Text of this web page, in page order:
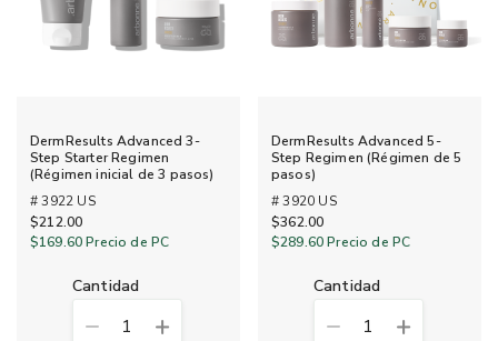
DermResults Advanced 3-
Step Starter Regimen
(Régimen inicial de 3 pasos)
# 3922 US
$212.00
$169.60Precio de PC
cantidad
1
DermResults Advanced 5-
Step Regimen (Régimen de 5
pasos)
# 3920 US
$362.00
$289.60Precio de PC
cantidad
1